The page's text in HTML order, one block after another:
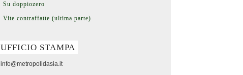
Su doppiozero
Vite contraffatte (ultima parte)
UFFICIO STAMPA
info@metropolidasia.it